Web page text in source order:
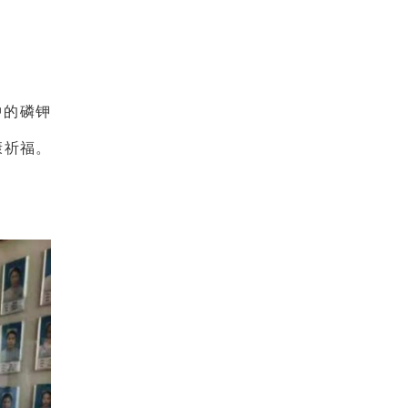
磷钾
福。